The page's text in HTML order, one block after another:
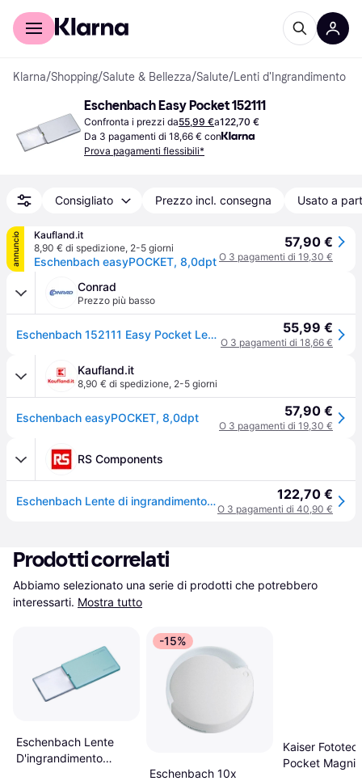
Per il tuo shopping
Klarna/Shopping/Salute & Bellezza/Salute/Lenti d'Ingrandimento
Eschenbach Easy Pocket 152111
Confronta i prezzi da55,99 €a122,70 €
Da 3 pagamenti di 18,66 € con
Prova pagamenti flessibili*
Consigliato Prezzo incl. consegna Usato a
annuncio
Kaufland.it
8,90 € di spedizione, 2-5 giorni
Eschenbach easyPOCKET, 8,0dpt
57,90 €
O 3 pagamenti di 19,30 €
Conrad
Prezzo più basso
Eschenbach 152111 Easy Pocket Lente dingrandimento portatile con illuminazione LED Ingrandimenti: 3 x Argento 55,99 €
O 3 pagamenti di 18,66 €
Kaufland.it
8,90 € di spedizione, 2-5 giorni
Eschenbach easyPOCKET, 8,0dpt 57,90 €
O 3 pagamenti di 19,30 €
RS Components
Eschenbach Lente di ingrandimento, ingrandimento 3x Illuminato 122,70 €
O 3 pagamenti di 40,90 €
Prodotti correlati
Abbiamo selezionato una serie di prodotti che potrebbero
interessarti. Mostra tutto
Eschenbach Lente
D'ingrandimento
-15%
Eschenbach 10x
Kaiser
Pocket